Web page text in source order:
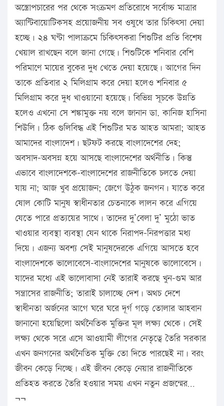
অস্ত্রোপচারের পর থেকে সংক্রমণ প্রতিরোধে সর্বোচ্চ মাত্রার
অ্যান্টিবায়োটিকসহ প্রয়োজনীয় সব ওষুধে তার চিকিৎসা দেয়া
হচ্ছে। ২৪ ঘণ্টা পালাক্রমে চিকিৎসকরা শিশুটির প্রতি বিশেষ
খেয়াল রাখছেন বলে জানা গেছে। শিশুটিকে শনিবার বেশি
পরিমাণে মায়ের বুকের দুধ খেতে দেয়া হয়েছে। আগের দিন
তাকে প্রতিবার ২ মিলিগ্রাম করে দেয়া হলেও শনিবার ৫
মিলিগ্রাম করে দুধ খাওয়ানো হয়েছে। বিভিন্ন সূচকে উন্নতি
হলেও এখনো সে শঙ্কামুক্ত নয় বলে জানান ডা. কানিজ হাসিনা
শিউলি। ঠিক গুলিবিদ্ধ এই শিশুটির মত আহত আমরা; আহত
আমাদের বাংলাদেশ। ছটফট করছে বাংলাদেশের দেহ;
অবসাদ-অবসন্ন হয়ে আসছে বাংলাদেশের অর্থনীতি। কিন্তু
এভাবে বাংলাদেশকে-বাংলাদেশের রাজনীতিকে চলতে দেয়া
যায় না; আজ খুব প্রয়োজন; জেগে উঠুক জনগন। যাতে করে
ষোল কোটি মানুষ স্বাধীনতার চেতনাকে লালন করে এগিয়ে
যেতে পারে প্রত্যয়ের সাথে। তাদের দু’বেলা দু’ মুঠো ভাত
খাওয়ার ব্যবস্থা ব্যবস্থা যেন থাকে নিরাপদ-নিরপত্তার মধ্য
দিয়ে। এজন্য অবশ্য সেই মানুষদেরকে এগিয়ে আসতে হবে
বাংলাদেশকে ভালোবেসে-বাংলাদেশের মানুষকে ভালোবেসে।
যাদের মধ্যে এই ভালোবাসা নেই তারাই করছে খুন-গুম আর
সন্ত্রাসের রাজনীতি; তারাই চালাচ্ছে দেশ। অথচ দেশে
স্বাধীনতা অর্জনের আগে ঘরে ঘরে দূর্গ গড়ে তোলার আহবান
জানানো হয়েছিলো অর্থনৈতিক মুক্তির মূল লক্ষ্য থেকে। সেই
লক্ষ্য থেকে সরে এসে আওয়ামী লীগের নেতৃত্বে তৈরি সরকার
এখন জনগনের অর্থনৈতিক মুক্তি তো দিতে পারছেই না। বরং
জীবন কেড়ে নিচ্ছে। এই জীবন কেড়ে নেয়ার রাজনীতিকে
প্রতিহত করতে তৈরি হওয়ার সময় এখন নতুন প্রজন্মের…
¬¬